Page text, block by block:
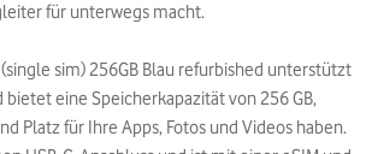
für unterwegs macht.
(single sim) 256GB Blau refurbished unterstützt
bietet eine Speicherkapazität von 256 GB,
Platz für Ihre Apps, Fotos und Videos haben.